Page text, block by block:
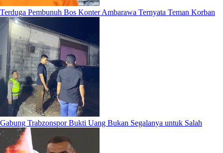
Terduga Pembunuh Bos Konter Ambarawa Ternyata Teman Korban
Gabung Trabzonspor Bukti Uang Bukan Segalanya untuk Salah